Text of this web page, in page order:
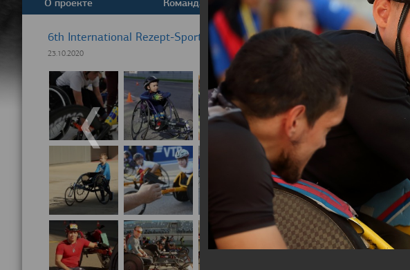
6th International Rezept-Sport Wheelchair Half Marathon
23.10.2020